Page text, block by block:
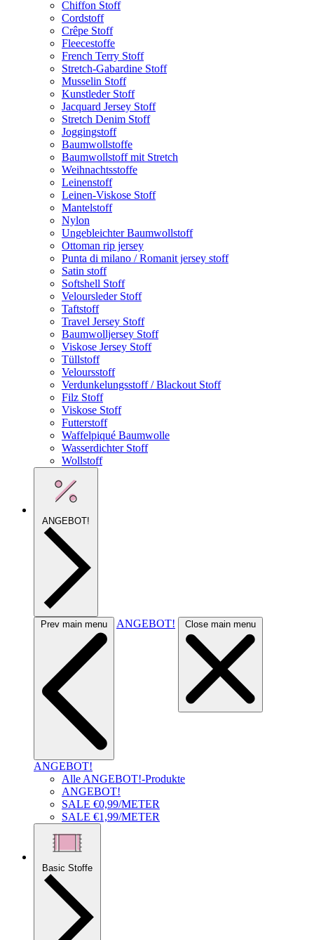
Chiffon Stoff
Cordstoff
Crêpe Stoff
Fleecestoffe
French Terry Stoff
Stretch-Gabardine Stoff
Musselin Stoff
Kunstleder Stoff
Jacquard Jersey Stoff
Stretch Denim Stoff
Joggingstoff
Baumwollstoffe
Baumwollstoff mit Stretch
Weihnachtsstoffe
Leinenstoff
Leinen-Viskose Stoff
Mantelstoff
Nylon
Ungebleichter Baumwollstoff
Ottoman rip jersey
Punta di milano / Romanit jersey stoff
Satin stoff
Softshell Stoff
Veloursleder Stoff
Taftstoff
Travel Jersey Stoff
Baumwolljersey Stoff
Viskose Jersey Stoff
Tüllstoff
Veloursstoff
Verdunkelungsstoff / Blackout Stoff
Filz Stoff
Viskose Stoff
Futterstoff
Waffelpiqué Baumwolle
Wasserdichter Stoff
Wollstoff
ANGEBOT!
Prev main menu ANGEBOT! Close main menu
ANGEBOT!
Alle ANGEBOT!-Produkte
ANGEBOT!
SALE €0,99/METER
SALE €1,99/METER
Basic Stoffe